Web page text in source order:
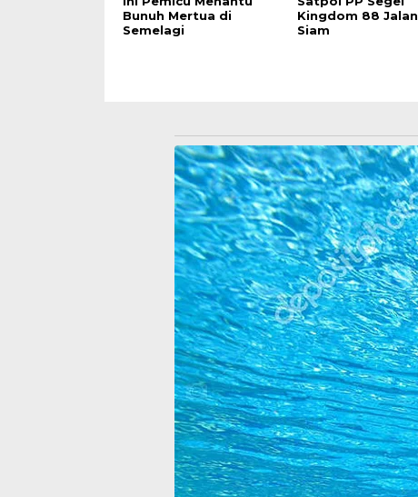
Bunuh Mertua di
Semelagi
Kingdom 88 Jalan
Siam